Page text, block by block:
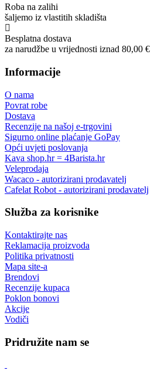
Roba na zalihi
šaljemo iz vlastitih skladišta
Besplatna dostava
za narudžbe u vrijednosti iznad 80,00 €
Informacije
O nama
Povrat robe
Dostava
Recenzije na našoj e-trgovini
Sigurno online plaćanje GoPay
Opći uvjeti poslovanja
Kava shop.hr = 4Barista.hr
Veleprodaja
Wacaco - autorizirani prodavatelj
Cafelat Robot - autorizirani prodavatelj
Služba za korisnike
Kontaktirajte nas
Reklamacija proizvoda
Politika privatnosti
Mapa site-a
Brendovi
Recenzije kupaca
Poklon bonovi
Akcije
Vodiči
Pridružite nam se